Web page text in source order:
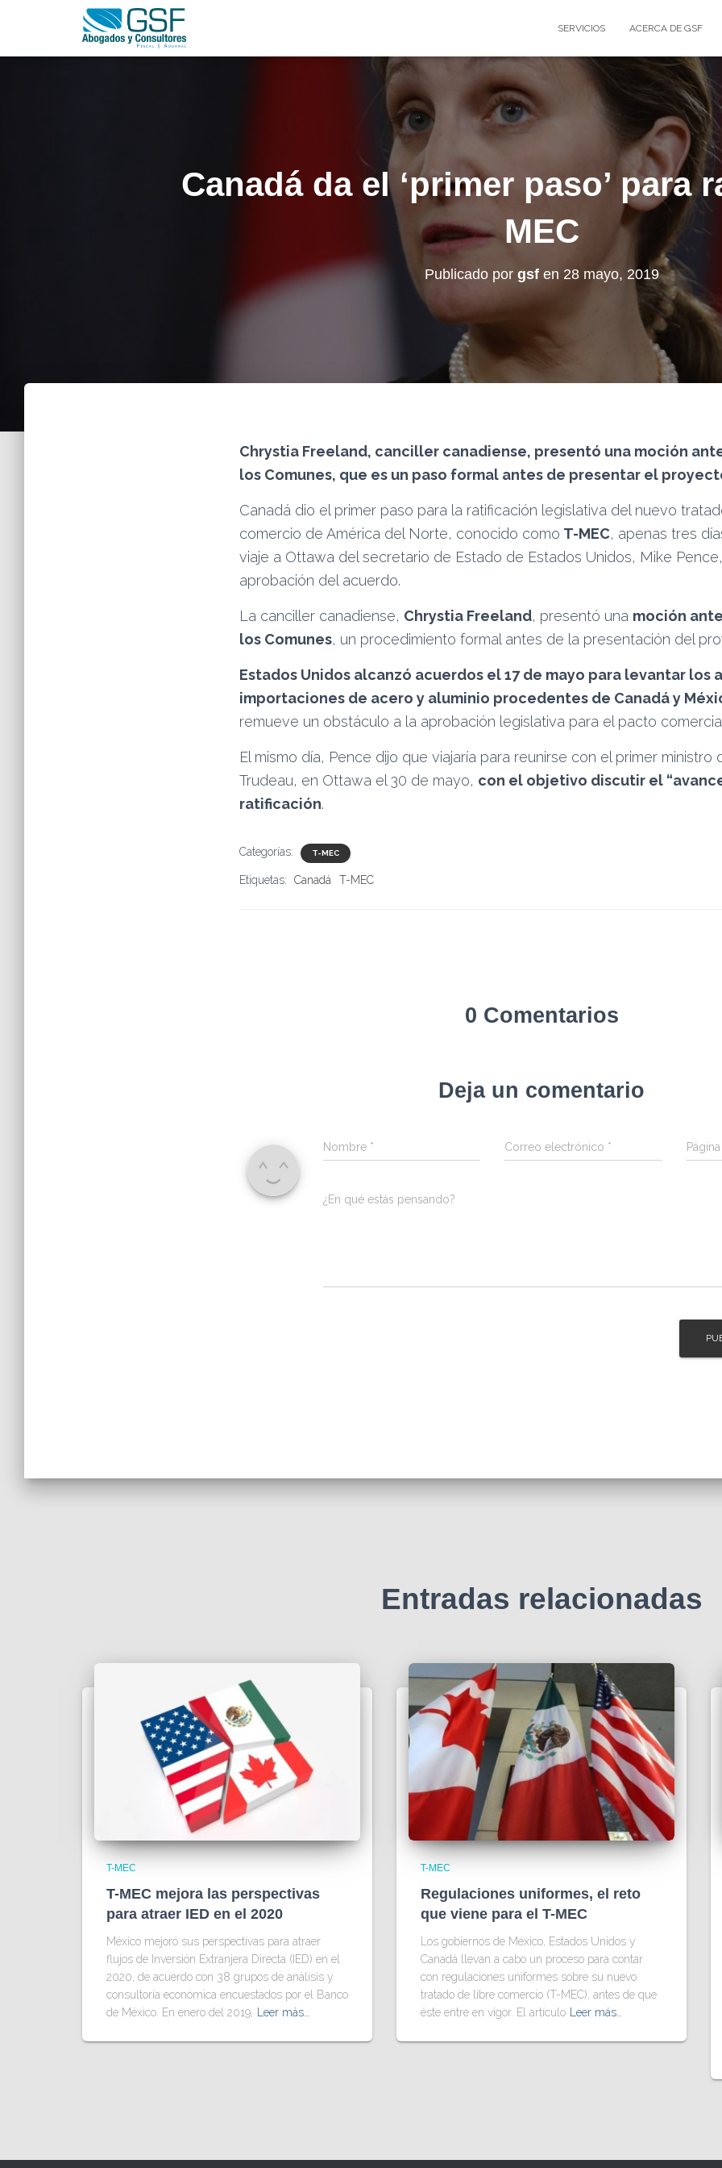
SERVICIOS ACERCA DE GSF
Canadá da el ‘primer paso’ para
MEC
Publicado por gsfen 28 mayo, 2019
Chrystia Freeland, canciller canadiense, presentó una moción
los Comunes, que es un paso formal antes de presentar el
Canadá dio el primer paso para la ratificación legislativa del nuevo
comercio de América del Norte, conocido como T-MEC, apenas tres
viaje a Ottawa del secretario de Estado de Estados Unidos, Mike
aprobación del acuerdo.
La canciller canadiense, Chrystia Freeland, presentó una moción
los Comunes, un procedimiento formal antes de la presentación del
Estados Unidos alcanzó acuerdos el 17 de mayo para levantar los
importaciones de acero y aluminio procedentes de Canadá y
remueve un obstáculo a la aprobación legislativa para el pacto
El mismo día, Pence dijo que viajaría para reunirse con el primer ministro
Trudeau, en Ottawa el 30 de mayo, con el objetivo discutir el
ratificación.
Categorías: T-MEC
Etiquetas: Canadá T-MEC
0 Comentarios
Deja un comentario
Nombre * Correo electrónico *
¿En qué estás pensando?
Entradas relacionadas
T-MEC
T-MEC mejora las perspectivas
para atraer IED en el 2020
México mejoró sus perspectivas para atraer
flujos de Inversión Extranjera Directa (IED) en el
2020, de acuerdo con 38 grupos de análisis y
consultoría económica encuestados por el Banco
de México. En enero del 2019,
Leer más…
T-MEC
Regulaciones uniformes, el reto
que viene para el T-MEC
Los gobiernos de México, Estados Unidos y
Canadá llevan a cabo un proceso para contar
con regulaciones uniformes sobre su nuevo
tratado de libre comercio (T-MEC), antes de que
éste entre en vigor. El artículo
Leer más…